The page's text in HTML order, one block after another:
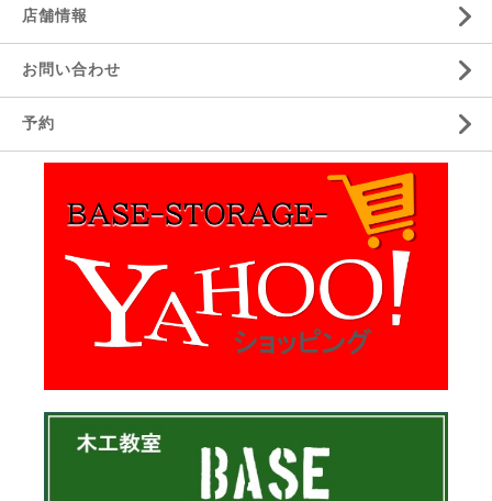
店舗情報
お問い合わせ
予約